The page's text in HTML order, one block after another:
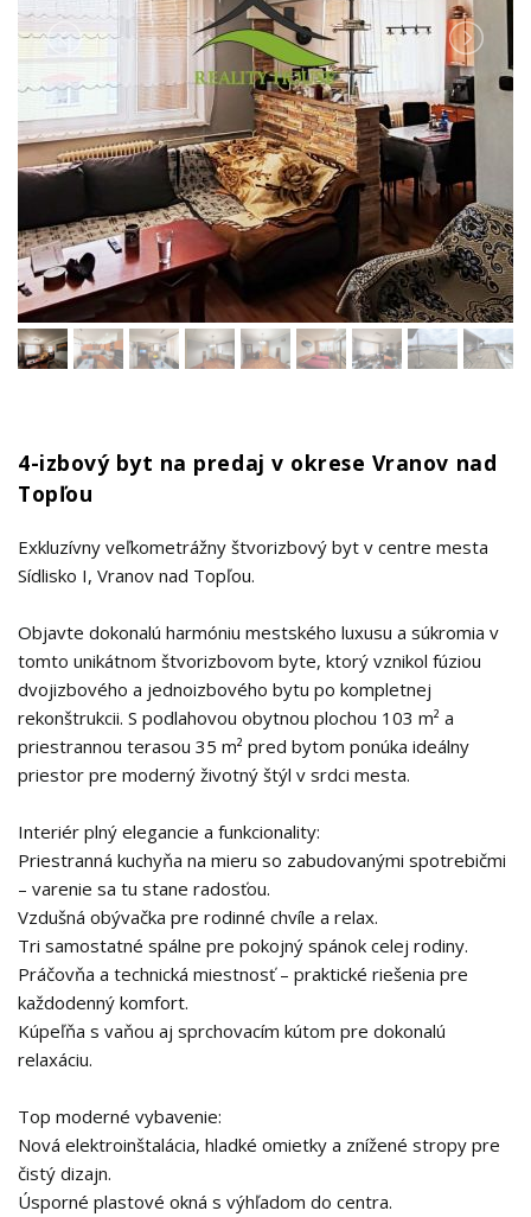
4-izbový byt na predaj v okrese Vranov nad
Topľou
Exkluzívny veľkometrážny štvorizbový byt v centre mesta
Sídlisko I, Vranov nad Topľou.
Objavte dokonalú harmóniu mestského luxusu a súkromia v
tomto unikátnom štvorizbovom byte, ktorý vznikol fúziou
dvojizbového a jednoizbového bytu po kompletnej
rekonštrukcii. S podlahovou obytnou plochou 103 m² a
priestrannou terasou 35 m² pred bytom ponúka ideálny
priestor pre moderný životný štýl v srdci mesta.
Interiér plný elegancie a funkcionality:
Priestranná kuchyňa na mieru so zabudovanými spotrebičmi
– varenie sa tu stane radosťou.
Vzdušná obývačka pre rodinné chvíle a relax.
Tri samostatné spálne pre pokojný spánok celej rodiny.
Práčovňa a technická miestnosť – praktické riešenia pre
každodenný komfort.
Kúpeľňa s vaňou aj sprchovacím kútom pre dokonalú
relaxáciu.
Top moderné vybavenie:
Nová elektroinštalácia, hladké omietky a znížené stropy pre
čistý dizajn.
Úsporné plastové okná s výhľadom do centra.